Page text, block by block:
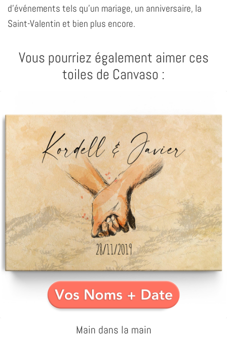
d'événements tels qu'un mariage, un anniversaire, la
Saint-Valentin et bien plus encore.
Vous pourriez également aimer ces
toiles de Canvaso :
Main dans la main